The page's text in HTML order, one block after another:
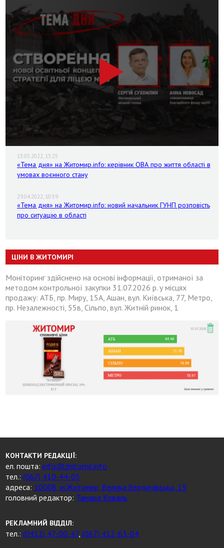
13.05.2022, 13:25
«Тема дня» на Житомир.info: керівник ОВА про життя області в
умовах воєнного стану
29.04.2022, 10:59
«Тема дня» на Житомир.info: новий начальник ГУНП розповість
про ситуацію в області
ЦІНИ В ЖИТОМИРІ
Моніторинг здійснено на основі інформації, отриманої за
методом контрольної закупки 31.07.2026 р. у місцях
продажу: АТБ, пр. Миру, 15А, Ашан, вул. Київська, 77, Метро,
пр. Незалежності, 55в, Сільпо, вул. Житній ринок, 1
КОНТАКТИ РЕДАКЦІЇ:
ел. пошта:info@zhitomir.info
тел.:(067) 410-44-05
адреса: 10008, м.Житомир, Велика Бердичівська, 19
головний редактор: Тамара Коваль
РЕКЛАМНИЙ ВІДДІЛ:
тел.:(0412) 47-00-47,(067) 412-63-04